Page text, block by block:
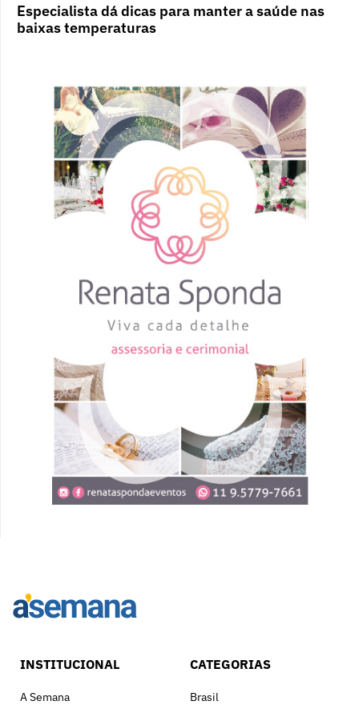
Especialista dá dicas para manter a saúde nas
baixas temperaturas
INSTITUCIONAL
A Semana
CATEGORIAS
Brasil